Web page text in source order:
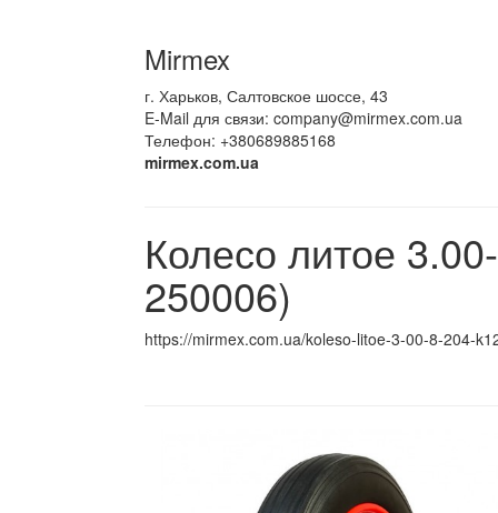
Mirmex
г. Харьков, Салтовское шоссе, 43
E-Mail для связи: company@mirmex.com.ua
Телефон: +380689885168
mirmex.com.ua
Колесо литое
250006)
https://mirmex.com.ua/koleso-litoe-3-00-8-204-